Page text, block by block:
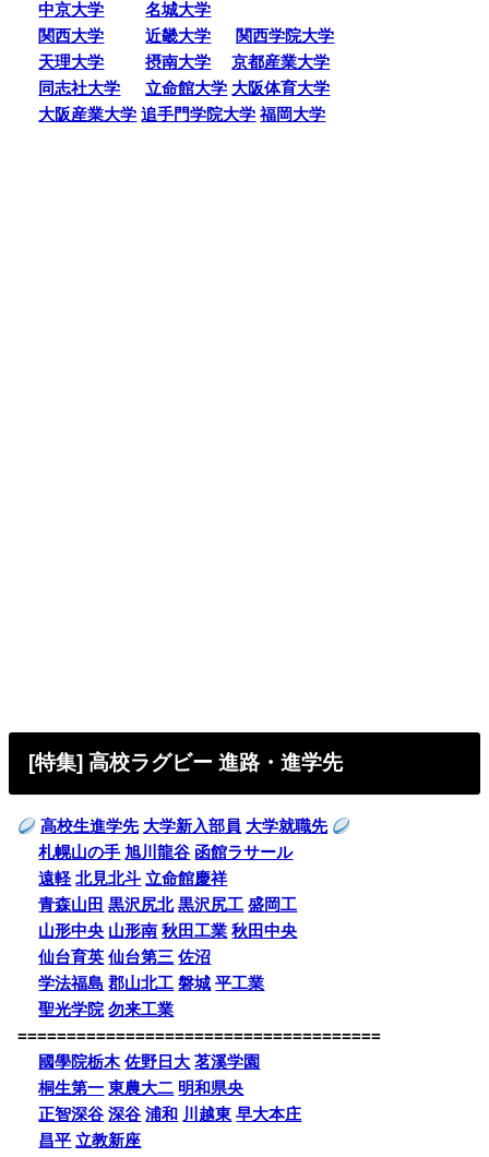
中京大学
名城大学
関西大学
近畿大学
関西学院大学
天理大学
摂南大学
京都産業大学
同志社大学
立命館大学 大阪体育大学
大阪産業大学 追手門学院大学 福岡大学
[特集] 高校ラグビー 進路・進学先
高校生進学先 大学新入部員 大学就職先
札幌山の手 旭川龍谷 函館ラサール
遠軽 北見北斗 立命館慶祥
青森山田 黒沢尻北 黒沢尻工 盛岡工
山形中央 山形南 秋田工業 秋田中央
仙台育英 仙台第三 佐沼
学法福島 郡山北工 磐城 平工業
聖光学院 勿来工業
=====================================
國學院栃木 佐野日大 茗溪学園
桐生第一 東農大二 明和県央
正智深谷 深谷 浦和 川越東 早大本庄
昌平 立教新座